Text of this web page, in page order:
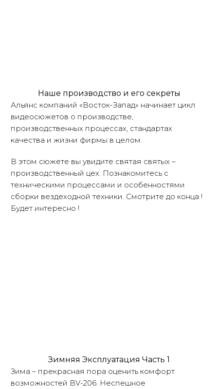
Наше производство и его секреты
Альянс компаний «Восток-Запад» начинает цикл
видеосюжетов о производстве,
производственных процессах, стандартах
качества и жизни фирмы в целом.
В этом сюжете вы увидите святая святых –
производственный цех. Познакомитесь с
техническими процессами и особенностями
сборки вездеходной техники. Смотрите до конца !
Будет интересно !
Зимняя Эксплуатация Часть 1
Зима – прекрасная пора оценить комфорт
возможностей BV-206. Неспешное